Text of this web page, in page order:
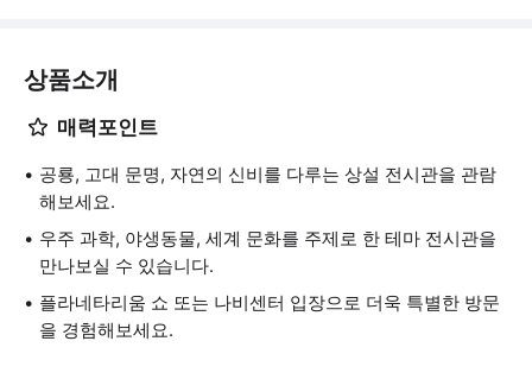
상품소개
매력포인트
공룡, 고대 문명, 자연의 신비를 다루는 상설 전시관을 관람
해보세요.
우주 과학, 야생동물, 세계 문화를 주제로 한 테마 전시관을
만나보실 수 있습니다.
플라네타리움 쇼 또는 나비센터 입장으로 더욱 특별한 방문
을 경험해보세요.